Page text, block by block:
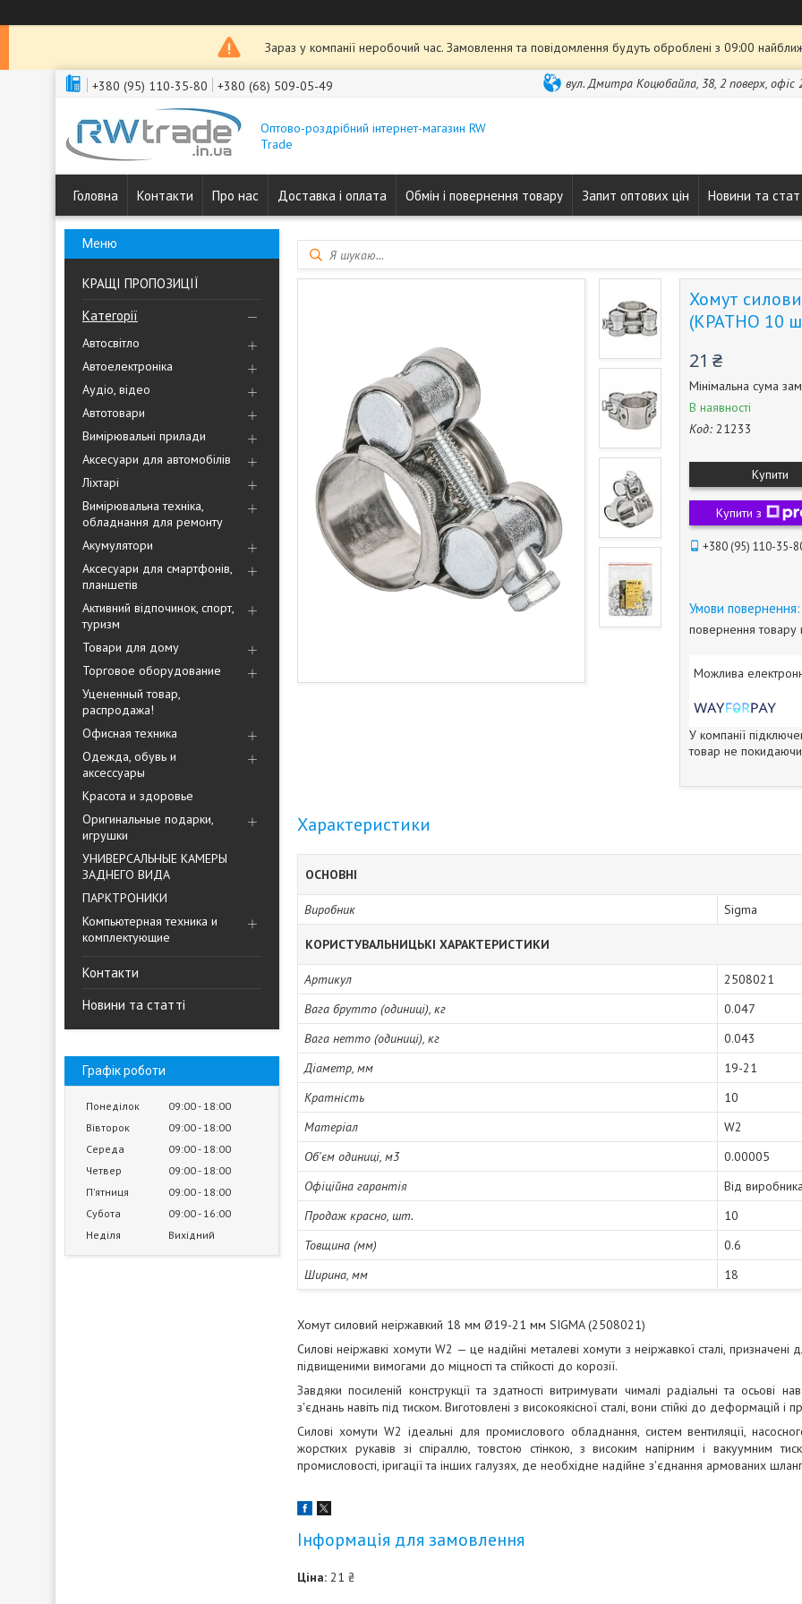
Зараз у компанії неробочий час. Замовлення та повідомлення будуть оброблені з 09:00
+380 (95) 110-35-80 +380 (68) 509-05-49 вул. Дмитра Коцюбайла, 38, 2 поверх, офіс
Оптово-роздрібний інтернет-магазин RW
Trade
Головна Контакти Про нас Доставка і оплата Обмін і повернення товару Запит оптових цін Новини та
КРАЩІ ПРОПОЗИЦІЇ
Категорії
Автосвітло
Автоелектроніка
Аудіо, відео
Автотовари
Вимірювальні прилади
Аксесуари для автомобілів
Ліхтарі
Вимірювальна техніка,
обладнання для ремонту
Акумулятори
Аксесуари для смартфонів,
планшетів
Активний відпочинок, спорт,
туризм
Товари для дому
Торговое оборудование
Уцененный товар,
распродажа!
Офисная техника
Одежда, обувь и
аксессуары
Красота и здоровье
Оригинальные подарки,
игрушки
УНИВЕРСАЛЬНЫЕ КАМЕРЫ
ЗАДНЕГО ВИДА
ПАРКТРОНИКИ
Компьютерная техника и
комплектующие
Контакти
Новини та статті
Графік роботи
Понеділок 09:00 18:00
Вівторок
09:00 18:00
Середа
09:00 18:00
Четвер
09:00 18:00
Пʼятниця
09:00 18:00
Субота
09:00 16:00
Неділя
Вихідний
Хомут
(КРАТНО 10
21 ₴
Мінімальна сума
В наявності
Код: 21233
Купити
Купити з
+380 (95) 110-35-
повернення
У компанії
товар не покидаючи
Характеристики
ОСНОВНІ
Виробник Sigma
КОРИСТУВАЛЬНИЦЬКІ ХАРАКТЕРИСТИКИ
Артикул
2508021
Вага брутто (одиниці), кг
0.047
Вага нетто (одиниці), кг
0.043
Діаметр, мм
19-21
Кратність
10
Матеріал
W2
Об'єм одиниці, м3
0.00005
Офіційна гарантія
Від
Продаж красно, шт.
10
Товщина (мм)
0.6
Ширина, мм
18
Хомут силовий неіржавкий 18 мм Ø19-21 мм SIGMA (2508021)
Силові неіржавкі хомути W2 — це надійні металеві хомути з неіржавкої сталі, призначені
підвищеними вимогами до міцності та стійкості до корозії.
Завдяки посиленій конструкції та здатності витримувати чималі радіальні та осьові
з'єднань навіть під тиском. Виготовлені з високоякісної сталі, вони стійкі до деформацій
Силові хомути W2 ідеальні для промислового обладнання, систем вентиляції,
жорстких рукавів зі спіраллю, товстою стінкою, з високим напірним і вакуумним
промисловості, іригації та інших галузях, де необхідне надійне з'єднання армованих
Інформація для замовлення
Ціна: 21 ₴